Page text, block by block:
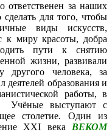
ответственен за наших
для того, чтобы
виды искусств,
миру красоты, добра
пути к снятию
жизни, развивали
другого человека, за
образования и
работы, в
Учёные выступают с
столетие. Один из
XXI века ВЕКОМ